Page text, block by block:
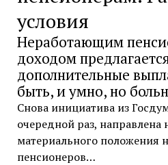
условия
Неработающим
доходом
дополнительные
быть, и умно, но
Снова инициатива из
очередной раз, направлена
материального положения
пенсионеров…